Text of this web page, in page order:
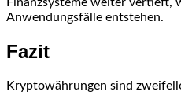
Finanzsysteme weiter vertieft,
Anwendungsfälle entstehen.
Fazit
Kryptowährungen sind